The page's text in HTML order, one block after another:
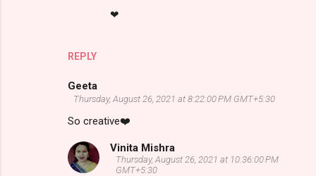
REPLY
❤
Geeta
Thursday, August 26, 2021 at 8:22:00 PM GMT+5:30
So creative❤️
Vinita Mishra
Thursday, August 26, 2021 at 10:36:00 PM
GMT+5:30